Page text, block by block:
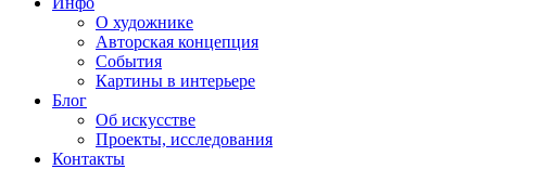
О художнике
Авторская концепция
События
Картины в интерьере
Блог
Об искусстве
Проекты, исследования
Контакты